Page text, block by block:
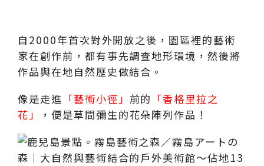
自2000年首次對外開放之後，園區裡的藝術
家在創作前，都有事先調查地形環境，然後將
作品與在地自然歷史做結合。
像是走進 「藝術小徑」 前的 「香格里拉之
花」
，便是草間彌生的花朵陣列作品！